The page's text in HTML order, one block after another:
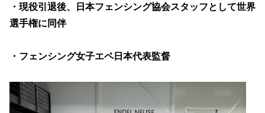
・現役引退後、日本フェンシング協会スタッフとして世界
選手権に同伴
・フェンシング女子エペ日本代表監督